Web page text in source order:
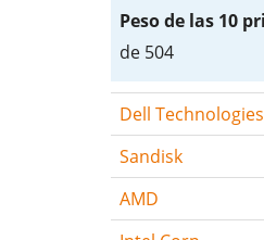
Peso de las 10
de 504
Dell
Sandisk
AMD